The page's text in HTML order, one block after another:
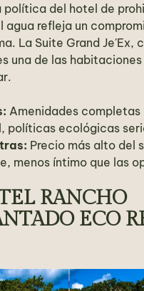
política del hotel de
agua refleja un
La Suite Grand Je'Ex,
una de las
Amenidades completas
políticas ecológicas
Precio más alto del
menos íntimo que las
RANCHO
ECO